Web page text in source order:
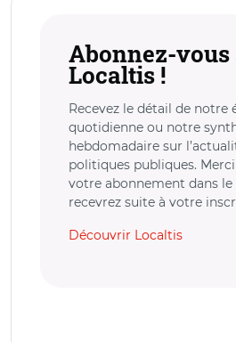
Abonnez-vous
Localtis !
Recevez le détail de notre
quotidienne ou notre
hebdomadaire sur
politiques publiques.
votre abonnement dans
recevrez suite à votre
Découvrir Localtis